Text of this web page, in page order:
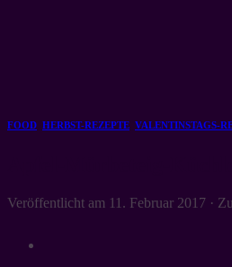
FOOD HERBST-REZEPTE VALENTINSTAGS-
Veröffentlicht am 11. Februar 2017 ·